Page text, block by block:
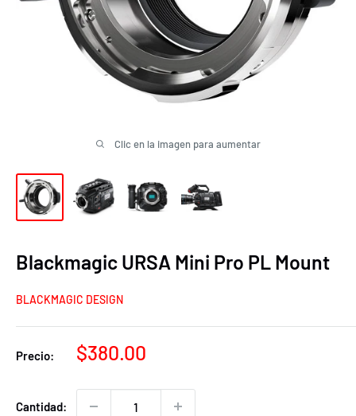
Clic en la imagen para aumentar
Blackmagic URSA Mini Pro PL Mount
BLACKMAGIC DESIGN
Precio:
Precio
venta
$380.00
Cantidad: